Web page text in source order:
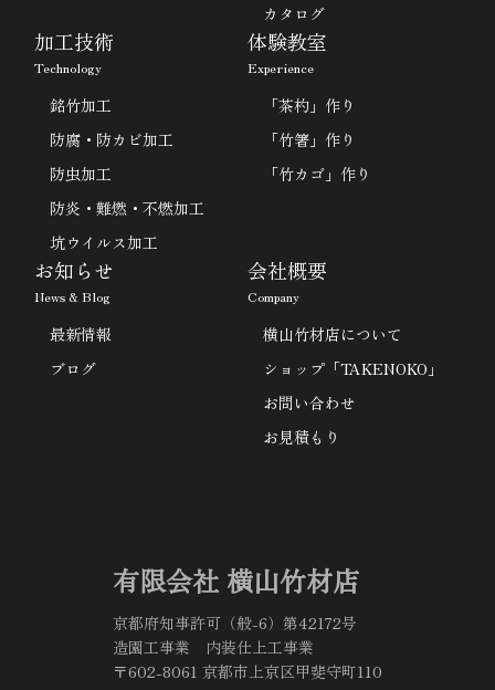
有限会社 横山竹材店
京都府知事許可（般-6）第42172号
造園工事業 内装仕上工事業
〒602-8061 京都市上京区甲斐守町110
カタログ
加工技術
Technology
銘竹加工
防腐・防カビ加工
防虫加工
防炎・難燃・不燃加工
坑ウイルス加工
体験教室
Experience
「茶杓」作り
「竹箸」作り
「竹カゴ」作り
お知らせ
News & Blog
最新情報
ブログ
会社概要
Company
横山竹材店について
ショップ「TAKENOKO」
お問い合わせ
お見積もり